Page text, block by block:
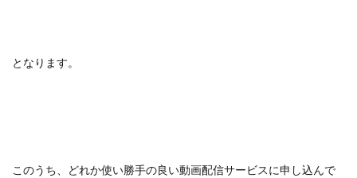
となります。
このうち、どれか使い勝手の良い動画配信サービスに申し込んで